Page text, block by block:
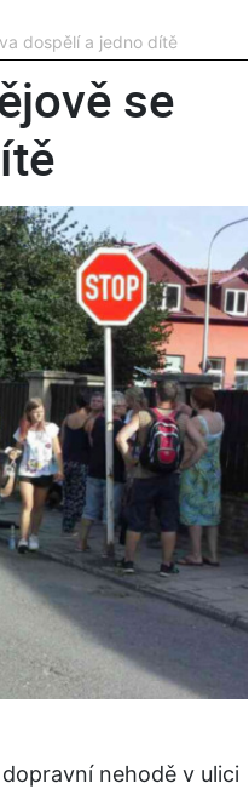
dospělí a jedno dítě
se
nehodě v ulici